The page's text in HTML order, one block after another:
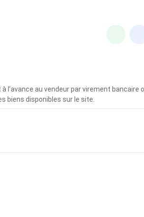
à l’avance au vendeur par virement bancaire
biens disponibles sur le site.